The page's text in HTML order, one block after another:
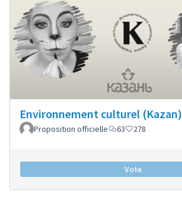
Environnement culturel (Kazan)
Proposition officielle
63 278
Vote